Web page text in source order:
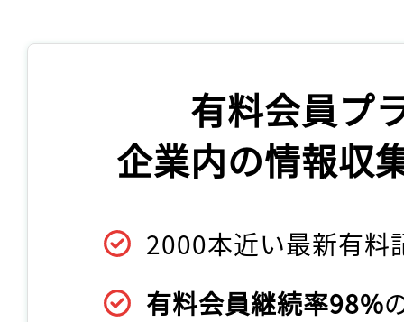
有料会員プ
企業内の情報収
2000本近い最新有料
有料会員継続率98%